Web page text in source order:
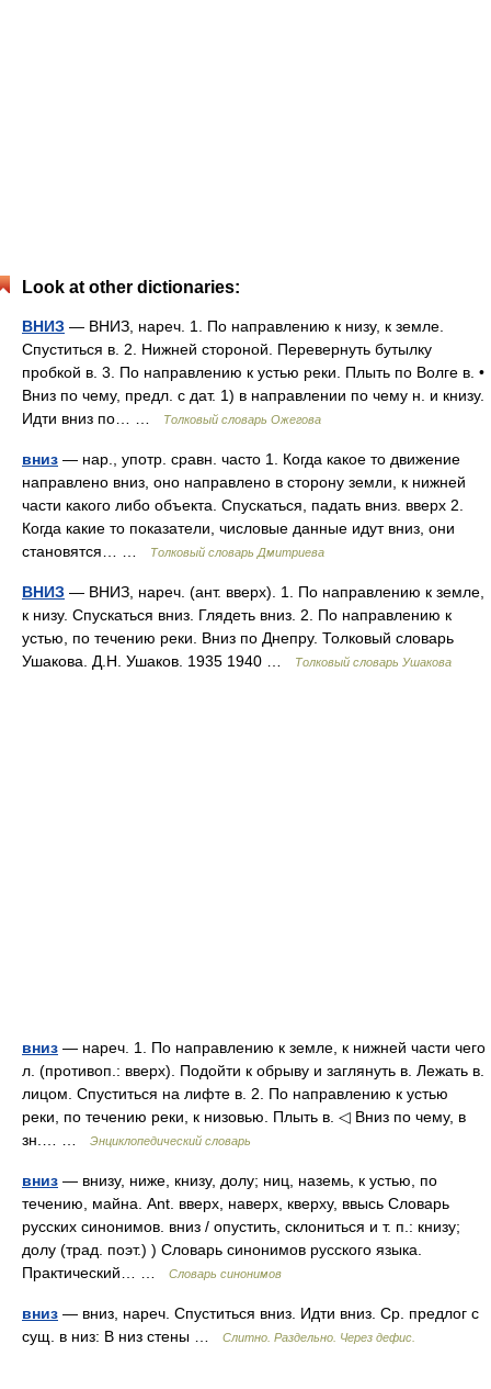
Look at other dictionaries:
ВНИЗ — ВНИЗ, нареч. 1. По направлению к низу, к земле.
Спуститься в. 2. Нижней стороной. Перевернуть бутылку
пробкой в. 3. По направлению к устью реки. Плыть по Волге в. •
Вниз по чему, предл. с дат. 1) в направлении по чему н. и книзу.
Идти вниз по… …
Толковый словарь Ожегова
вниз — нар., употр. сравн. часто 1. Когда какое то движение
направлено вниз, оно направлено в сторону земли, к нижней
части какого либо объекта. Спускаться, падать вниз. вверх 2.
Когда какие то показатели, числовые данные идут вниз, они
становятся… …
Толковый словарь Дмитриева
ВНИЗ — ВНИЗ, нареч. (ант. вверх). 1. По направлению к земле,
к низу. Спускаться вниз. Глядеть вниз. 2. По направлению к
устью, по течению реки. Вниз по Днепру. Толковый словарь
Ушакова. Д.Н. Ушаков. 1935 1940 …
Толковый словарь Ушакова
вниз — нареч. 1. По направлению к земле, к нижней части чего
л. (противоп.: вверх). Подойти к обрыву и заглянуть в. Лежать в.
лицом. Спуститься на лифте в. 2. По направлению к устью
реки, по течению реки, к низовью. Плыть в. ◁ Вниз по чему, в
зн.… …
Энциклопедический словарь
вниз — внизу, ниже, книзу, долу; ниц, наземь, к устью, по
течению, майна. Ant. вверх, наверх, кверху, ввысь Словарь
русских синонимов. вниз / опустить, склониться и т. п.: книзу;
долу (трад. поэт.) ) Словарь синонимов русского языка.
Практический… …
Словарь синонимов
вниз — вниз, нареч. Спуститься вниз. Идти вниз. Ср. предлог с
сущ. в низ: В низ стены …
Слитно. Раздельно. Через дефис.